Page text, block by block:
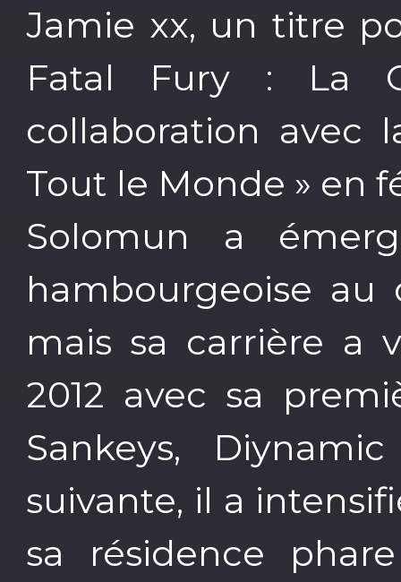
Jamie xx, un titre
Fatal Fury : La
collaboration avec
Tout le Monde » en
Solomun a
hambourgeoise au
mais sa carrière a
2012 avec sa
Sankeys,
suivante, il a
sa résidence